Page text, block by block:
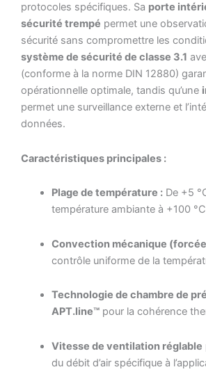
protocoles spécifiques. Sa porte
sécurité trempé permet une
sécurité sans compromettre les
système de sécurité de classe 3.1
(conforme à la norme DIN 12880)
opérationnelle optimale, tandis qu’une
permet une surveillance externe et
données.
Caractéristiques principales :
Plage de température :De +5
température ambiante à +100 °C
Convection mécanique
contrôle uniforme de la
Technologie de chambre de
APT.line™pour la cohérence
Vitesse de ventilation réglable
du débit d’air spécifique à